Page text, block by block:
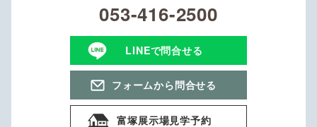
053-416-2500
LINEで問合せる
フォームから問合せる
富塚展示場見学予約